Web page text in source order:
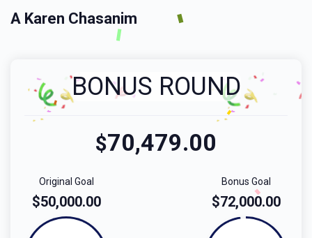
A Karen Chasanim
BONUS ROUND
$70,479.00
Bonus Goal
$72,000.00
Original Goal
$50,000.00